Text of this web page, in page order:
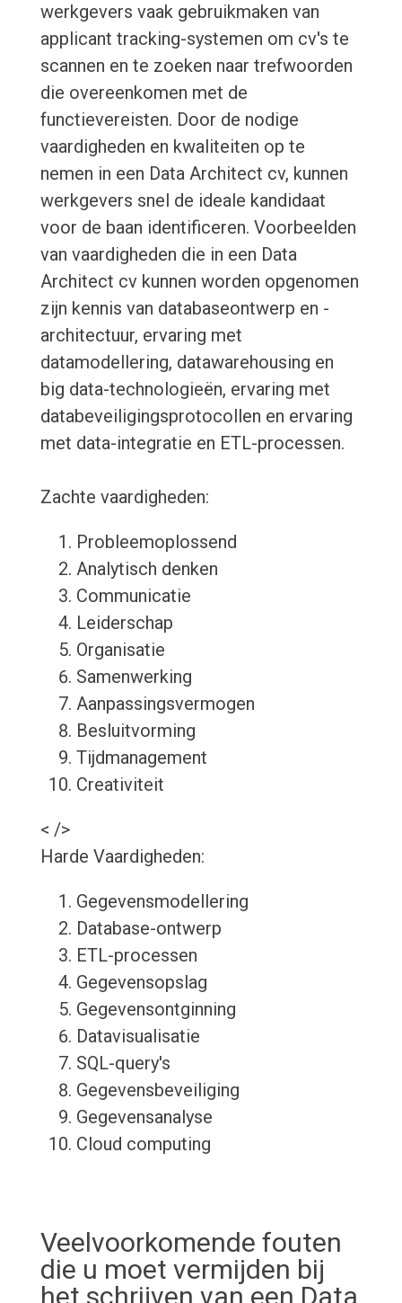
werkgevers vaak gebruikmaken van
applicant tracking-systemen om cv's te
scannen en te zoeken naar trefwoorden
die overeenkomen met de
functievereisten. Door de nodige
vaardigheden en kwaliteiten op te
nemen in een Data Architect cv, kunnen
werkgevers snel de ideale kandidaat
voor de baan identificeren. Voorbeelden
van vaardigheden die in een Data
Architect cv kunnen worden opgenomen
zijn kennis van databaseontwerp en -
architectuur, ervaring met
datamodellering, datawarehousing en
big data-technologieën, ervaring met
databeveiligingsprotocollen en ervaring
met data-integratie en ETL-processen.
Zachte vaardigheden:
Probleemoplossend
Analytisch denken
Communicatie
Leiderschap
Organisatie
Samenwerking
Aanpassingsvermogen
Besluitvorming
Tijdmanagement
Creativiteit
< />
Harde Vaardigheden:
Gegevensmodellering
Database-ontwerp
ETL-processen
Gegevensopslag
Gegevensontginning
Datavisualisatie
SQL-query's
Gegevensbeveiliging
Gegevensanalyse
Cloud computing
Veelvoorkomende fouten
die u moet vermijden bij
het schrijven van een Data